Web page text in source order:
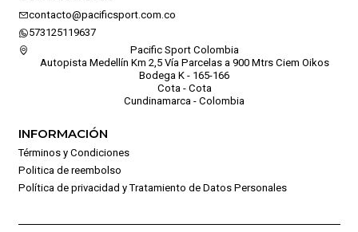
contacto@pacificsport.com.co
573125119637
Pacific Sport Colombia
Autopista Medellín Km 2,5 Vía Parcelas a 900 Mtrs Ciem Oikos
Bodega K - 165-166
Cota - Cota
Cundinamarca - Colombia
INFORMACIÓN
Términos y Condiciones
Politica de reembolso
Política de privacidad y Tratamiento de Datos Personales